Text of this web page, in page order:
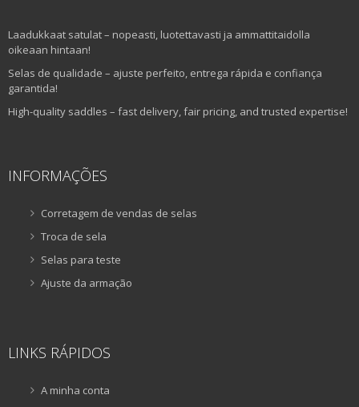
Laadukkaat satulat – nopeasti, luotettavasti ja ammattitaidolla
oikeaan hintaan!
Selas de qualidade – ajuste perfeito, entrega rápida e confiança
garantida!
High-quality saddles – fast delivery, fair pricing, and trusted expertise!
INFORMAÇÕES
Corretagem de vendas de selas
Troca de sela
Selas para teste
Ajuste da armação
LINKS RÁPIDOS
A minha conta